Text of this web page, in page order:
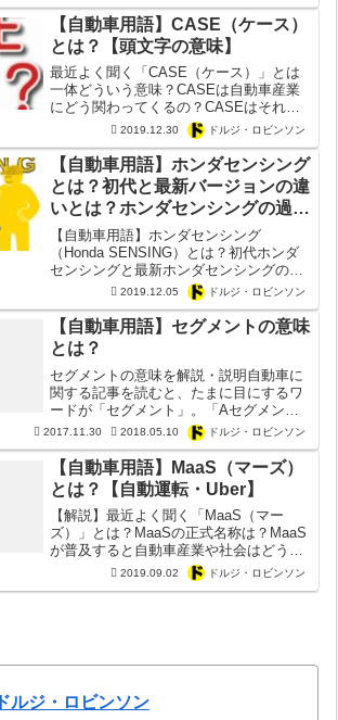
【自動車用語】CASE（ケース）
とは？【頭文字の意味】
最近よく聞く「CASE（ケース）」とは
一体どういう意味？CASEは自動車産業
にどう関わってくるの？CASEはそれぞ
れ何の頭文字？Connected？
Autonomous？Shared？Electric？
2019.12.30 ドルジ・ロビンソン
【自動車用語】ホンダセンシング
とは？初代と最新バージョンの違
いとは？ホンダセンシングの過去
と歴史まとめ【日本電産・ボッシ
ュ・ヴァレオ】
【自動車用語】ホンダセンシング
（Honda SENSING）とは？初代ホンダ
センシングと最新ホンダセンシングの違
いとは？ホンダセンシングの評判や評価
は？これまでの紆余曲折の歴史など最新
ホンダセンシングの未来がどうなるか考
察してみた。
2019.12.05 ドルジ・ロビンソン
【自動車用語】セグメントの意味
とは？
セグメントの意味を解説・説明自動車に
関する記事を読むと、たまに目にするワ
ードが「セグメント」。「Aセグメン
ト」や「Bセグメント」といった使われ
方がします。たまに「Aセグ」や「Bセ
グ」といった略称を目にしたことがある
人もいるでしょう。そこで今...
2017.11.30 2018.05.10 ドルジ・ロビンソン
【自動車用語】MaaS（マーズ）
とは？【自動運転・Uber】
【解説】最近よく聞く「MaaS（マー
ズ）」とは？MaaSの正式名称は？MaaS
が普及すると自動車産業や社会はどう変
わるのか？マーズ（MaaS）がもたらす
影響やメリット・デメリットを徹底解説
2019.09.02 ドルジ・ロビンソン
ドルジ・ロビンソン